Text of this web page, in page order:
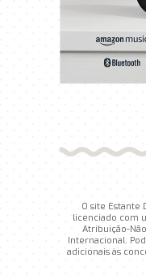
O site Estante
licenciado com
Atribuição-
Internacional.
adicionais às